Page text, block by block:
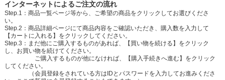
インターネットによるご注文の流れ
Step.1：商品一覧ページ等から、ご希望の商品をクリックしてお選びくださ
い。
Step.2：商品詳細ページにて商品内容をご確認いただき、購入数を入力して
【カートに入れる】をクリックしてください。
Step.3：まだ他にご購入するものがあれば、【買い物を続ける】をクリック
し、お買い物を続けてください。
ご購入するものが他になければ、【購入手続きへ進む】をクリック
してください。
（会員登録をされている方はIDとパスワードを入力してお進みくださ